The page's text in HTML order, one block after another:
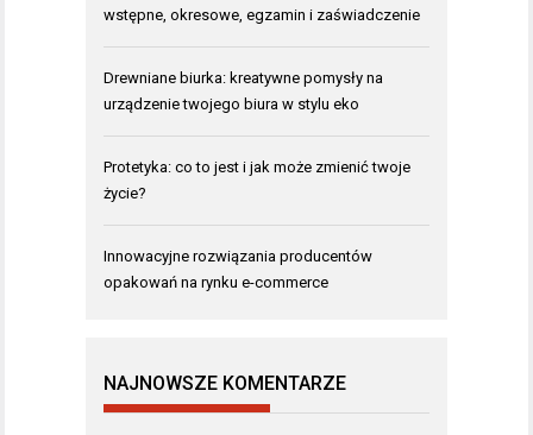
wstępne, okresowe, egzamin i zaświadczenie
Drewniane biurka: kreatywne pomysły na
urządzenie twojego biura w stylu eko
Protetyka: co to jest i jak może zmienić twoje
życie?
Innowacyjne rozwiązania producentów
opakowań na rynku e-commerce
NAJNOWSZE KOMENTARZE